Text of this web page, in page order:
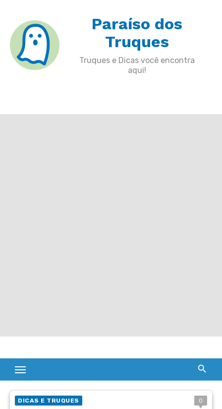
content
Paraíso dos
Truques
Truques e Dicas você encontra
aqui!
DICAS E TRUQUES 0